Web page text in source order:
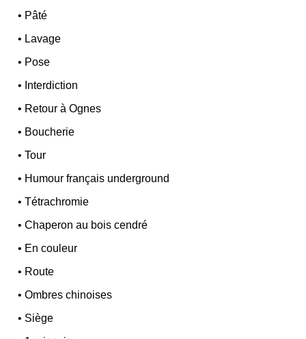
• Pâté
• Lavage
• Pose
• Interdiction
• Retour à Ognes
• Boucherie
•Tour
• Humour français underground
•Tétrachromie
•Chaperon au bois cendré
• En couleur
• Route
•Ombres chinoises
• Siège